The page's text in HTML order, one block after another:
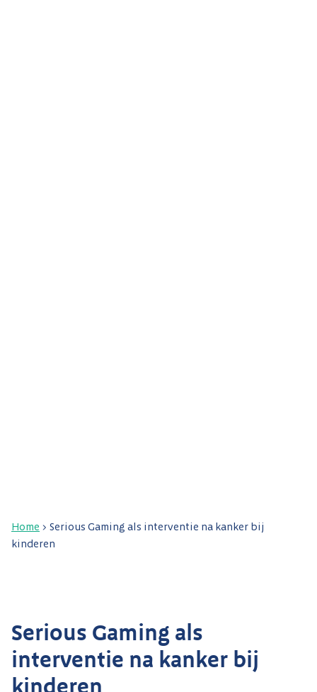
Home > Serious Gaming als interventie na kanker bij
kinderen
Serious Gaming als
interventie na kanker bij
kinderen